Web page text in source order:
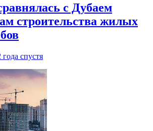
с Дубаем
строительства жилых
года спустя